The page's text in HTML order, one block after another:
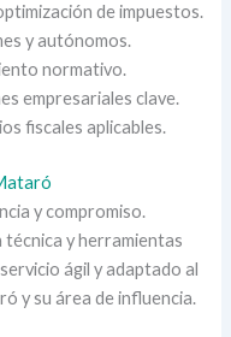
de impuestos.
y autónomos.
normativo.
empresariales clave.
fiscales aplicables.
y compromiso.
y herramientas
ágil y adaptado al
y su área de influencia.